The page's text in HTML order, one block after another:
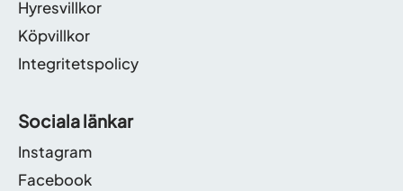
Hyresvillkor
Köpvillkor
Integritetspolicy
Sociala länkar
Instagram
Facebook